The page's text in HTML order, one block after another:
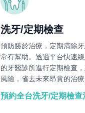
洗牙/定期檢查
預防勝於治療，定期清除
常有幫助。透過平台快速
的牙醫診所進行定期檢查
風險，省去未來昂貴的治療
預約全台洗牙/定期檢